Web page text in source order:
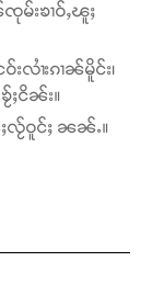
မ်းၶၢဝ်ႇၽူႈ
းလၢႆးၵၢၼ်မိူင်း၊
ႈငိၼ်း။
လႂ်ဝူင်ႈ ၼၼ်ႉ။